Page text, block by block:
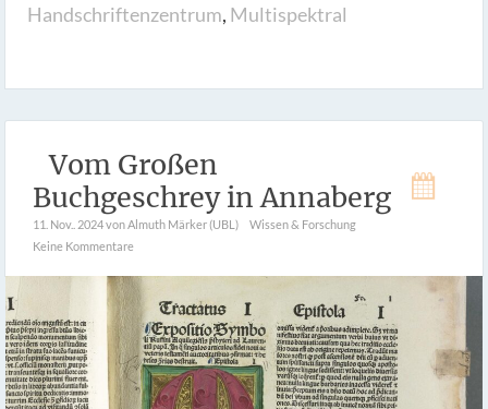
Handschriftenzentrum, Multispektral
Vom Großen
Buchgeschrey in Annaberg
11. Nov.. 2024von Almuth Märker (UBL)
Wissen & Forschung
Keine Kommentare